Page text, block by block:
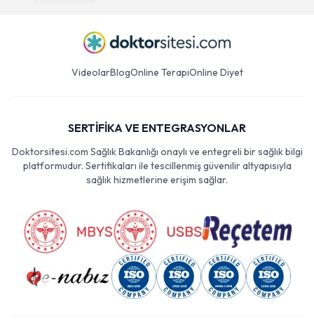
VideolarBlogOnline TerapiOnline Diyet
SERTİFİKA VE ENTEGRASYONLAR
Doktorsitesi.com Sağlık Bakanlığı onaylı ve entegreli bir sağlık bilgi
platformudur. Sertifikaları ile tescillenmiş güvenilir altyapısıyla
sağlık hizmetlerine erişim sağlar.